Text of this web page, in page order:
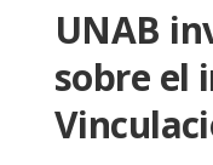
UNAB
sobre el